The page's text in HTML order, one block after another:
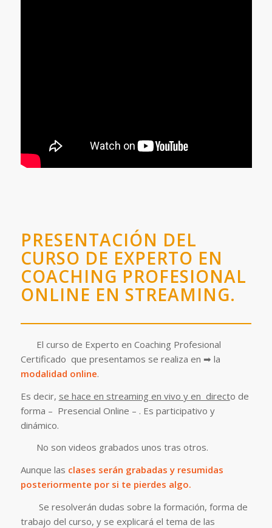
PRESENTACIÓN DEL
CURSO DE EXPERTO EN
COACHING PROFESIONAL
ONLINE EN STREAMING.
El curso de Experto en Coaching Profesional
Certificado que presentamos se realiza en ➡ la
modalidad online.
Es decir, se hace en streaming en vivo y en directo de
forma – Presencial Online – . Es participativo y
dinámico.
No son videos grabados unos tras otros.
Aunque las clases serán grabadas y resumidas
posteriormente por si te pierdes algo.
Se resolverán dudas sobre la formación, forma de
trabajo del curso, y se explicará el tema de las